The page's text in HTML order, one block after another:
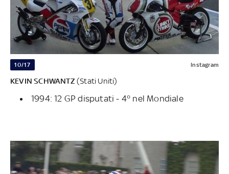
10/17 Instagram
KEVIN SCHWANTZ (Stati Uniti)
1994: 12 GP disputati - 4° nel Mondiale